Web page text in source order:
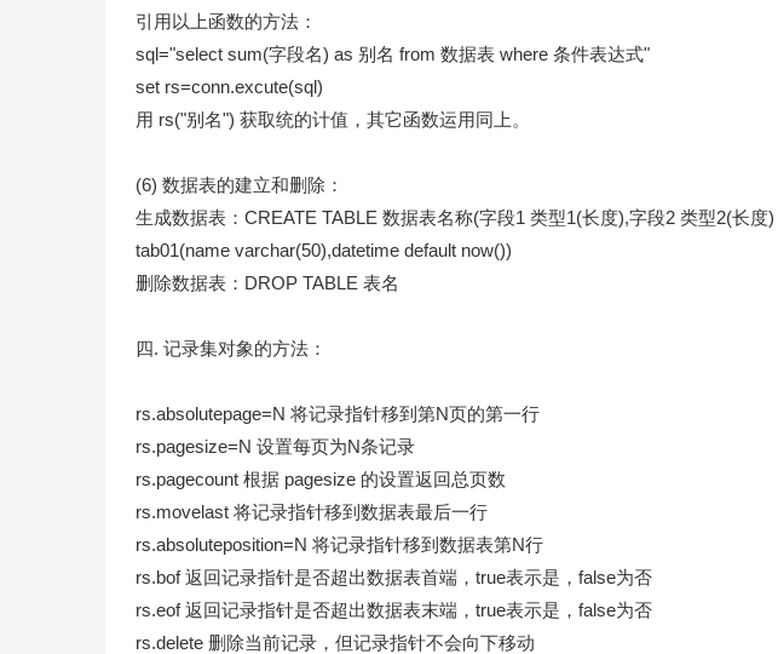
引用以上函数的方法：
sql="select sum(字段名) as 别名 from 数据表 where 条件表达式"
set rs=conn.excute(sql)
用 rs("别名") 获取统的计值，其它函数运用同上。
(6) 数据表的建立和删除：
生成数据表：CREATE TABLE 数据表名称(字段1 类型1(长度),字段2 类型2(长
tab01(name varchar(50),datetime default now())
删除数据表：DROP TABLE 表名
四. 记录集对象的方法：
rs.absolutepage=N 将记录指针移到第N页的第一行
rs.pagesize=N 设置每页为N条记录
rs.pagecount 根据 pagesize 的设置返回总页数
rs.movelast 将记录指针移到数据表最后一行
rs.absoluteposition=N 将记录指针移到数据表第N行
rs.bof 返回记录指针是否超出数据表首端，true表示是，false为否
rs.eof 返回记录指针是否超出数据表末端，true表示是，false为否
rs.delete 删除当前记录，但记录指针不会向下移动